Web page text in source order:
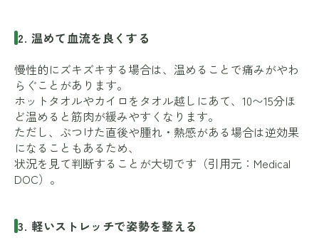
2. 温めて血流を良くする
慢性的にズキズキする場合は、温めることで痛みがやわ
らぐことがあります。
ホットタオルやカイロをタオル越しにあて、10〜15分ほ
ど温めると筋肉が緩みやすくなります。
ただし、ぶつけた直後や腫れ・熱感がある場合は逆効果
になることもあるため、
状況を見て判断することが大切です（引用元： Medical
DOC）。
3. 軽いストレッチで姿勢を整える